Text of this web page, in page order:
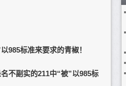
985标准来要求的青椒！
不副实的211中“被”以985标